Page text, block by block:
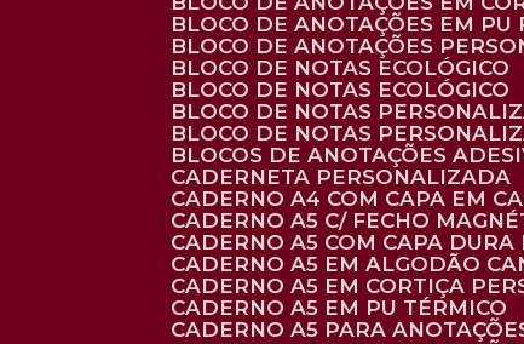
BLOCO DE ANOTAÇÕES EM PU
BLOCO DE ANOTAÇÕES
BLOCO DE NOTAS ECOLÓGICO
BLOCO DE NOTAS ECOLÓGICO
BLOCO DE NOTAS
BLOCO DE NOTAS
BLOCOS DE ANOTAÇÕES
CADERNETA PERSONALIZADA
CADERNO A4 COM CAPA EM
CADERNO A5 C/ FECHO
CADERNO A5 COM CAPA DURA
CADERNO A5 EM ALGODÃO
CADERNO A5 EM CORTIÇA
CADERNO A5 EM PU TÉRMICO
CADERNO A5 PARA